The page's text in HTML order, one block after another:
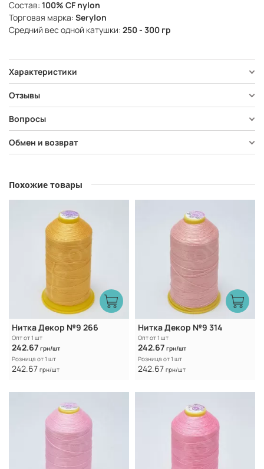
Состав: 100% CF nylon
Торговая марка: Serylon
Средний вес одной катушки: 250 - 300 гр
Характеристики
Отзывы
Вопросы
Обмен и возврат
Похожие товары
Нитка Декор №9 266
Опт от 1 шт
242.67 грн/шт
Розница от 1 шт
242.67 грн/шт
Нитка Декор №9 314
Опт от 1 шт
242.67 грн/шт
Розница от 1 шт
242.67 грн/шт